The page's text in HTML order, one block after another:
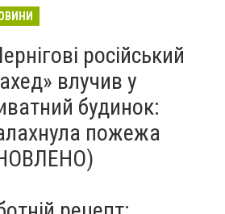
російський
влучив у
будинок:
пожежа